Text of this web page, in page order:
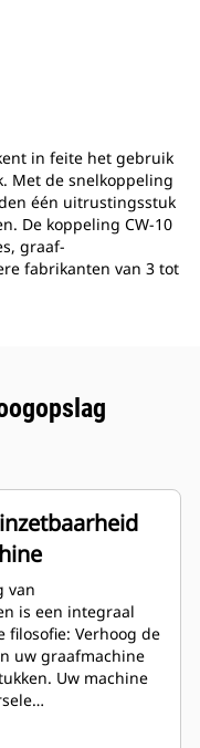
in feite het gebruik
Met de snelkoppeling
één uitrustingsstuk
De koppeling CW-10
graaf-
fabrikanten van 3 tot
van
is een integraal
filosofie: Verhoog de
uw graafmachine
Uw machine